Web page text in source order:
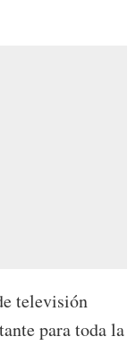
televisión
para toda la